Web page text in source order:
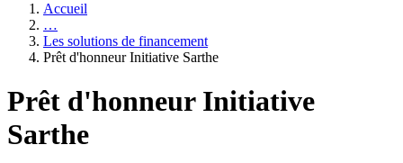
Accueil
…
Les solutions de financement
Prêt d'honneur Initiative Sarthe
Prêt d'honneur Initiative
Sarthe